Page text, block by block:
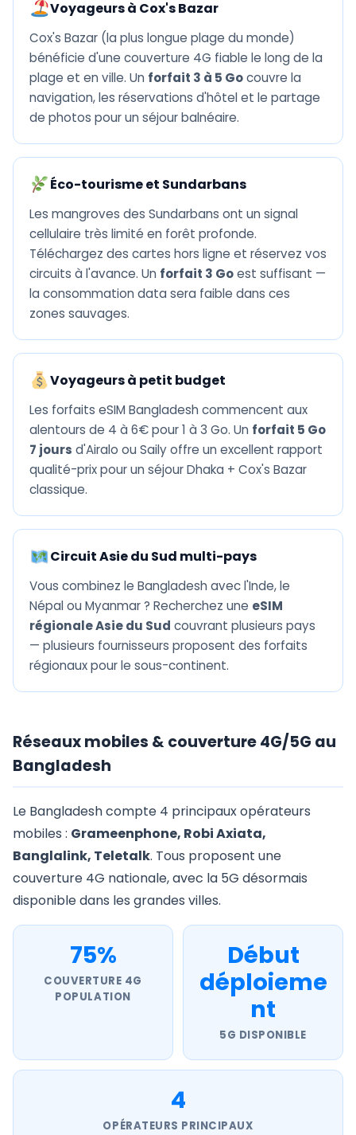
Voyageurs à Cox's Bazar
Cox's Bazar (la plus longue plage du monde)
bénéficie d'une couverture 4G fiable le long de la
plage et en ville. Un forfait 3 à 5 Gocouvre la
navigation, les réservations d'hôtel et le partage
de photos pour un séjour balnéaire.
Éco-tourisme et Sundarbans
Les mangroves des Sundarbans ont un signal
cellulaire très limité en forêt profonde.
Téléchargez des cartes hors ligne et réservez vos
circuits à l'avance. Un forfait 3 Goest suffisant —
la consommation data sera faible dans ces
zones sauvages.
Voyageurs à petit budget
Les forfaits eSIM Bangladesh commencent aux
alentours de 4 à 6€ pour 1 à 3 Go. Un forfait 5 Go
7 jours d'Airalo ou Saily offre un excellent rapport
qualité-prix pour un séjour Dhaka + Cox's Bazar
classique.
Circuit Asie du Sud multi-pays
Vous combinez le Bangladesh avec l'Inde, le
Népal ou Myanmar ? Recherchez une eSIM
régionale Asie du Sud couvrant plusieurs pays
— plusieurs fournisseurs proposent des forfaits
régionaux pour le sous-continent.
Réseaux mobiles & couverture 4G/5G au
Bangladesh
Le Bangladesh compte 4 principaux opérateurs
mobiles : Grameenphone, Robi Axiata,
Banglalink, Teletalk. Tous proposent une
couverture 4G nationale, avec la 5G désormais
disponible dans les grandes villes.
75%
COUVERTURE 4G
POPULATION
Début
déploieme
nt
5G DISPONIBLE
4
OPÉRATEURS PRINCIPAUX